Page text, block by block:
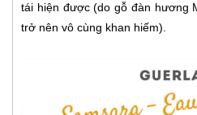
tái hiện được (do gỗ đàn hương
trở nên vô cùng khan hiếm).